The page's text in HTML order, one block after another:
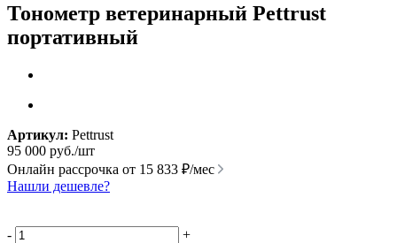
Тонометр ветеринарный Pettrust
портативный
Артикул: Pettrust
95 000 руб./шт
Онлайн рассрочка от 15 833 ₽/мес
Нашли дешевле?
-
+